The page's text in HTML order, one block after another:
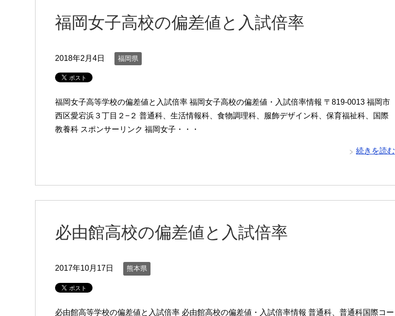
福岡女子高校の偏差値と入試倍率
2018年2月4日 福岡県
福岡女子高等学校の偏差値と入試倍率 福岡女子高校の偏差値・入試倍率情報 〒819-0013 福岡市
西区愛宕浜３丁目２−２ 普通科、生活情報科、食物調理科、服飾デザイン科、保育福祉科、国際
教養科 スポンサーリンク 福岡女子・・・
続きを読む
必由館高校の偏差値と入試倍率
2017年10月17日 熊本県
必由館高等学校の偏差値と入試倍率 必由館高校の偏差値・入試倍率情報 普通科、普通科国際コー